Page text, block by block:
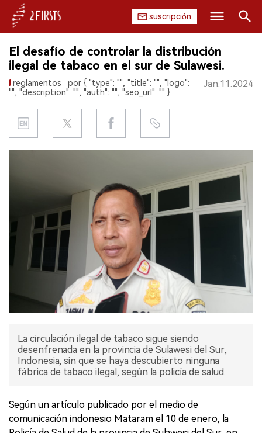
suscripción
INICIO
EMPRESA
PRODUCTO
EXPOSICIÓN
ENTREVISTA
Buscar
El desafío de controlar la distribución
ilegal de tabaco en el sur de Sulawesi.
reglamentos
por { "type": "", "title": "", "logo":
"", "description": "", "auth": "", "seo_url": "" }
Jan.11.2024
La circulación ilegal de tabaco sigue siendo
desenfrenada en la provincia de Sulawesi del Sur,
Indonesia, sin que se haya descubierto ninguna
fábrica de tabaco ilegal, según la policía de salud.
Según un artículo publicado por el medio de
comunicación indonesio Mataram el 10 de enero, la